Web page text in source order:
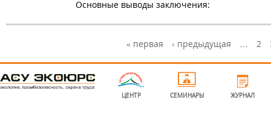
Основные выводы заключения:
т
р
« первая ‹ предыдущая … 2
l
o ЦЕНТР СЕМИНАРЫ ЖУРНАЛ